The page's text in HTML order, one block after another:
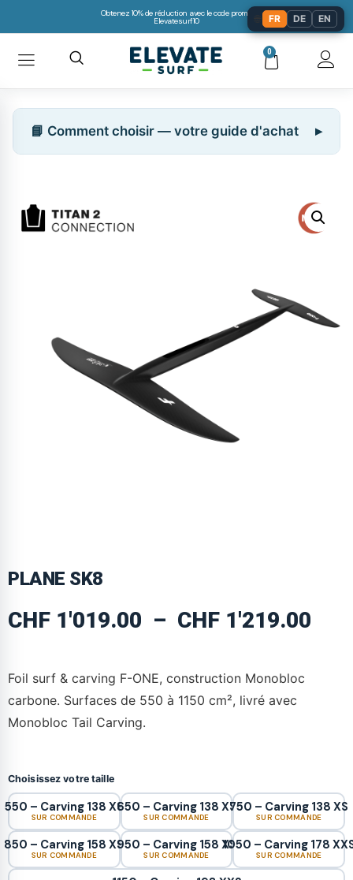
Obtenez 10% de réduction avec le code promo:
Elevatesurf10
0
📘 Comment choisir — votre guide d'achat
PLANE SK8
CHF 1'019.00 – CHF 1'219.00
Foil surf & carving F-ONE, construction Monobloc
carbone. Surfaces de 550 à 1150 cm², livré avec
Monobloc Tail Carving.
Choisissez votre taille
550 – Carving 138 XS
SUR COMMANDE
650 – Carving 138 XS
SUR COMMANDE
750 – Carving 138 XS
SUR COMMANDE
850 – Carving 158 XS
SUR COMMANDE
950 – Carving 158 XS
SUR COMMANDE
1050 – Carving 178
SUR COMMANDE
FR DE EN